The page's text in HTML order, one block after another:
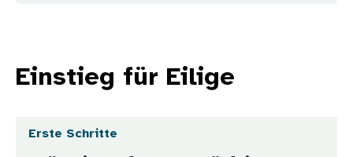
Einstieg für Eilige
Erste Schritte